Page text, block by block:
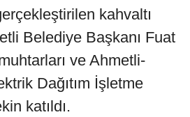
kahvaltı
Belediye Başkanı Fuat
ve Ahmetli-
Dağıtım İşletme
katıldı.